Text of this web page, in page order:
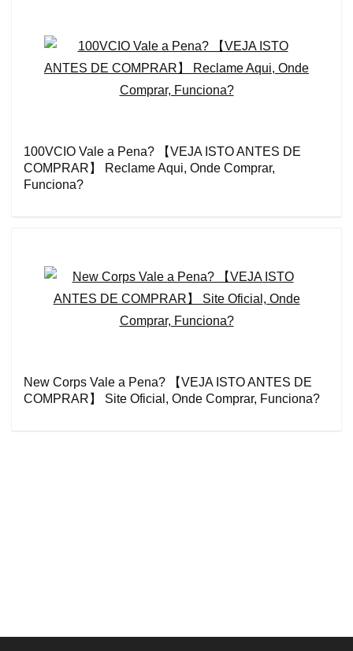
100VCIO Vale a Pena? 【VEJA ISTO ANTES DE
COMPRAR】 Reclame Aqui, Onde Comprar,
Funciona?
New Corps Vale a Pena? 【VEJA ISTO ANTES DE
COMPRAR】 Site Oficial, Onde Comprar, Funciona?